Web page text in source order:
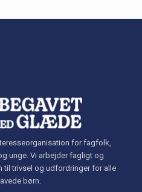
for fagfolk,
unge. Vi arbejder fagligt og
til trivsel og udfordringer for alle
børn.